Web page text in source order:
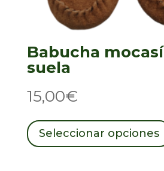
Babucha
suela
15,00€
Seleccionar opciones